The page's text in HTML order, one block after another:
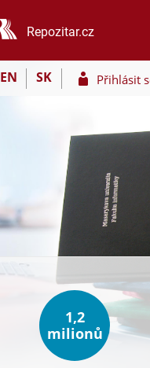
Repozitar.cz
EN SK Přihlásit
1,2
milionů